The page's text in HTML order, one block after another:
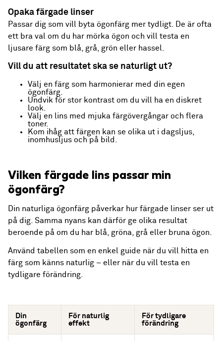
Opaka färgade linser
Passar dig som vill byta ögonfärg mer tydligt. De är ofta
ett bra val om du har mörka ögon och vill testa en
ljusare färg som blå, grå, grön eller hassel.
Vill du att resultatet ska se naturligt ut?
Välj en färg som harmonierar med din egen
ögonfärg.
Undvik för stor kontrast om du vill ha en diskret
look.
Välj en lins med mjuka färgövergångar och flera
toner.
Kom ihåg att färgen kan se olika ut i dagsljus,
inomhusljus och på bild.
Vilken färgade lins passar min
ögonfärg?
Din naturliga ögonfärg påverkar hur färgade linser ser ut
på dig. Samma nyans kan därför ge olika resultat
beroende på om du har blå, gröna, grå eller bruna ögon.
Använd tabellen som en enkel guide när du vill hitta en
färg som känns naturlig – eller när du vill testa en
tydligare förändring.
Din
ögonfärg
För naturlig
effekt
För tydligare
förändring